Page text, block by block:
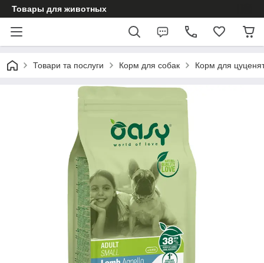
Товары для животных
Товари та послуги Корм для собак Корм для